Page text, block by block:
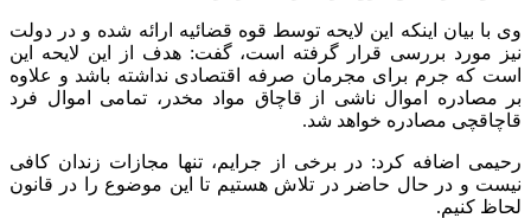
وی با بیان اینکه این لایحه توسط قوه قضائیه ارائه شده و در دولت
نیز مورد بررسی قرار گرفته است، گفت: هدف از این لایحه این
است که جرم برای مجرمان صرفه اقتصادی نداشته باشد و علاوه
بر مصادره اموال ناشی از قاچاق مواد مخدر، تمامی اموال فرد
قاچاقچی مصادره خواهد شد.
رحیمی اضافه کرد: در برخی از جرایم، تنها مجازات زندان کافی
نیست و در حال حاضر در تلاش هستیم تا این موضوع را در قانون
لحاظ کنیم.